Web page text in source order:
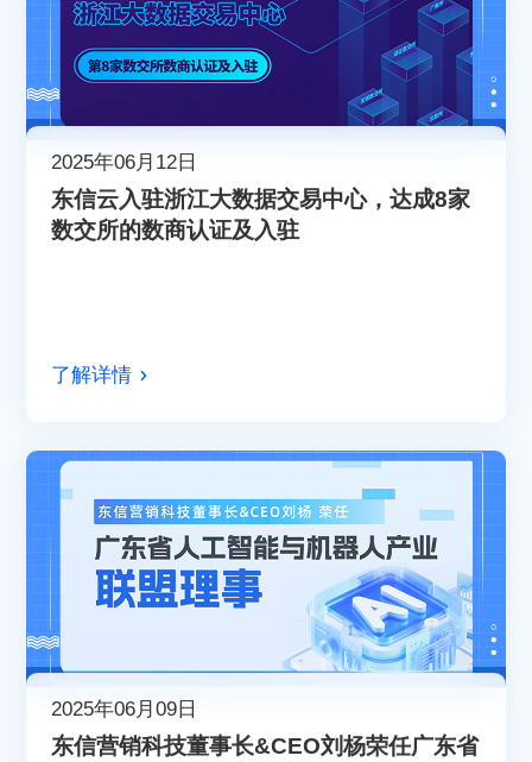
2025年06月12日
东信云入驻浙江大数据交易中心，达成8家
数交所的数商认证及入驻
了解详情
2025年06月09日
东信营销科技董事长&CEO刘杨荣任广东省